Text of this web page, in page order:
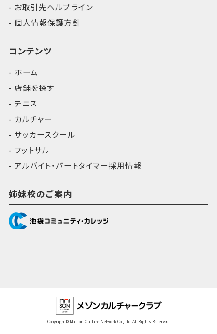
お取引先ヘルプライン
個人情報保護方針
コンテンツ
ホーム
店舗を探す
テニス
カルチャー
サッカースクール
フットサル
アルバイト・パートタイマー採用情報
姉妹校のご案内
Copyright© Maison Culture Network Co., Ltd. All Rights Reserved.